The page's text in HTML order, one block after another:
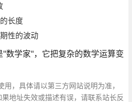
长度
性的波动
数学家"，它把复杂的数学运算变
，具体请以第三方网站说明为准，
地址失效或描述有误，请联系站长反